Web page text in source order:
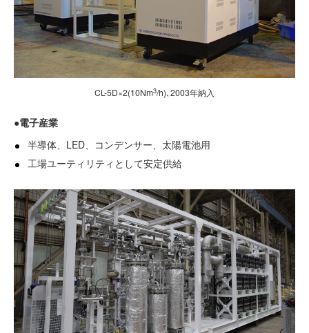
CL-5D×2(10Nm3/h)､2003年納入
●電子産業
半導体、LED、コンデンサー、太陽電池用
工場ユーティリティとして安定供給